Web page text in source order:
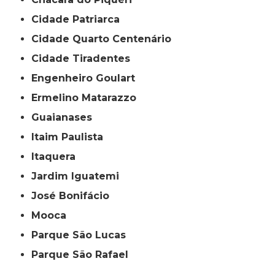
Cidade Patriarca
Cidade Quarto Centenário
Cidade Tiradentes
Engenheiro Goulart
Ermelino Matarazzo
Guaianases
Itaim Paulista
Itaquera
Jardim Iguatemi
José Bonifácio
Mooca
Parque São Lucas
Parque São Rafael